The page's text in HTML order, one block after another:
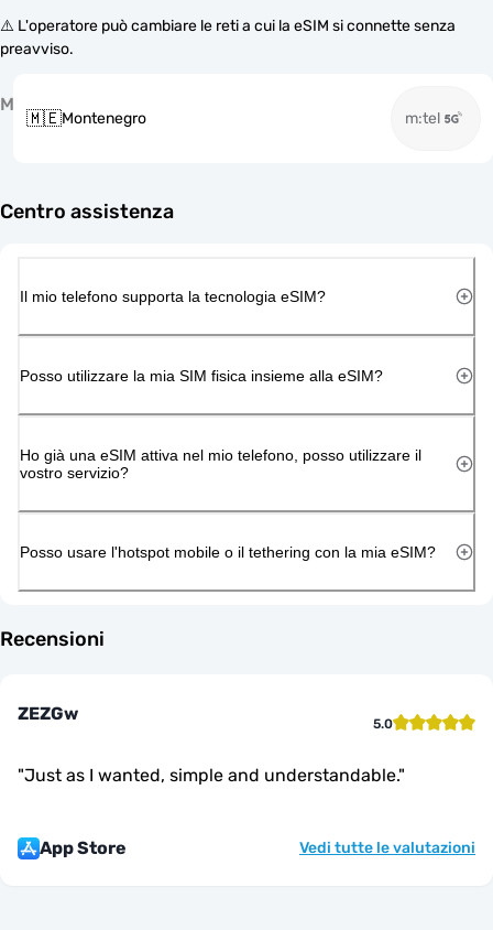
⚠️ L'operatore può cambiare le reti a cui la eSIM si connette senza
preavviso.
M
🇲🇪Montenegro m:tel
Centro assistenza
Il mio telefono supporta la tecnologia eSIM?
Posso utilizzare la mia SIM fisica insieme alla eSIM?
Ho già una eSIM attiva nel mio telefono, posso utilizzare il
vostro servizio?
Posso usare l'hotspot mobile o il tethering con la mia eSIM?
Recensioni
ZEZGw 5.0
"Just as I wanted, simple and understandable."
App Store Vedi tutte le valutazioni